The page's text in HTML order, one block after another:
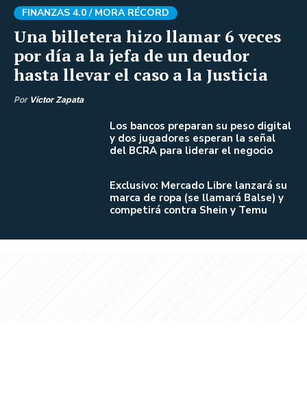
Una billetera hizo llamar 6 veces
por día a la jefa de un deudor
hasta llevar el caso a la Justicia
FINANZAS 4.0 / MORA RÉCORD
Por Víctor Zapata
Los bancos preparan su peso digital
y dos jugadores esperan la señal
del BCRA para liderar el negocio
Exclusivo: Mercado Libre lanzará su
marca de ropa (se llamará Balse) y
competirá contra Shein y Temu